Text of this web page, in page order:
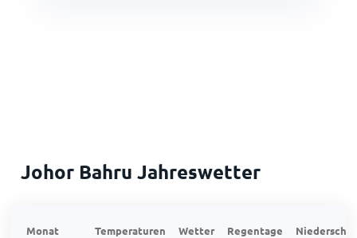
Johor Bahru Jahreswetter
Monat Temperaturen Wetter Regentage